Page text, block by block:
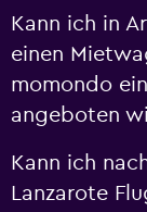
Kann ich in
einen
momondo
angeboten
Kann ich
Lanzarote